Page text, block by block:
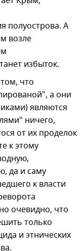
полуострова. А
возле
избыток.
что
а они
являются
ничего,
от их проделок
к этому
да и саму
к власти
очевидно, что
только
и этнических